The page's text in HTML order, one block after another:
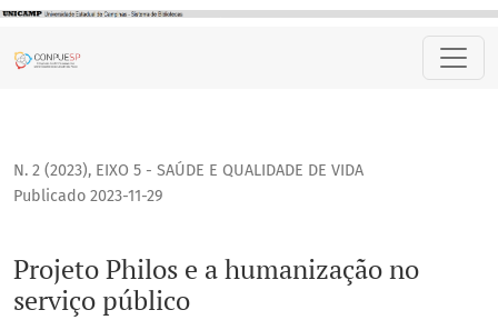
N. 2 (2023), EIXO 5 - SAÚDE E QUALIDADE DE VIDA
Projeto Philos e a humanização no
serviço público
Publicado 2023-11-29